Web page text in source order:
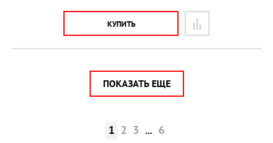
КУПИТЬ
ПОКАЗАТЬ ЕЩЕ
1 2 3 ... 6